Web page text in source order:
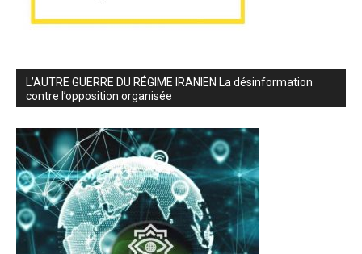
L’AUTRE GUERRE DU RÉGIME IRANIEN La désinformation
contre l’opposition organisée